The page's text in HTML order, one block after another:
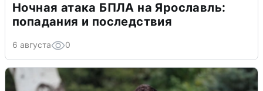
Ночная атака БПЛА на Ярославль:
попадания и последствия
6 августа 0